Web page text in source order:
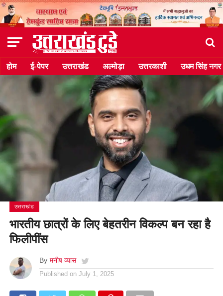
होम ई-पेपर उत्तराखंड अल्मोड़ा उत्तरकाशी उधम सिंह नगर
उत्तराखंड
भारतीय छात्रों के लिए बेहतरीन विकल्प बन रहा है
फिलीपींस
By मनीष व्यास
Published on July 1, 2025